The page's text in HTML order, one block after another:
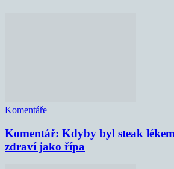
Komentáře
Komentář: Kdyby byl steak
zdraví jako řípa